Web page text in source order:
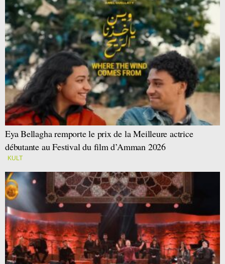
Eya Bellagha remporte le prix de la Meilleure actrice
débutante au Festival du film d’Amman 2026
KULT